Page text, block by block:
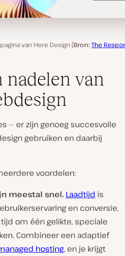
van Here Design (Bron: The
nadelen van
— er zijn genoeg succesvolle
gebruiken en daarbij
voordelen:
meestal snel. Laadtijd is
en conversie,
om één gelikte, speciale
Combineer een adaptief
hosting, en je krijgt